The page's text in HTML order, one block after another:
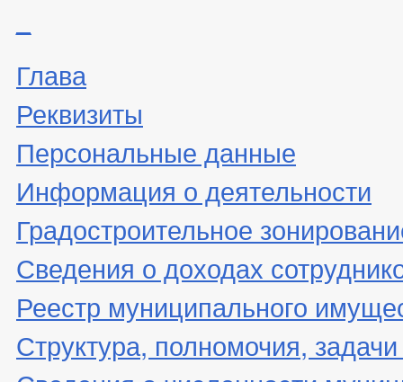
Глава
Реквизиты
Персональные данные
Информация о деятельности
Градостроительное
Сведения о доходах
Реестр муниципального
Структура, полномочия,